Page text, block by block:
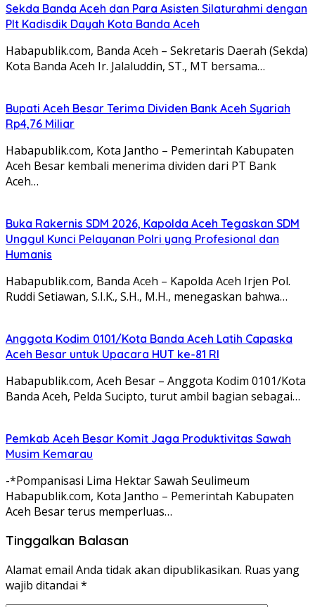
Sekda Banda Aceh dan Para Asisten Silaturahmi dengan
Plt Kadisdik Dayah Kota Banda Aceh
Habapublik.com, Banda Aceh – Sekretaris Daerah (Sekda)
Kota Banda Aceh Ir. Jalaluddin, ST., MT bersama…
Bupati Aceh Besar Terima Dividen Bank Aceh Syariah
Rp4,76 Miliar
Habapublik.com, Kota Jantho – Pemerintah Kabupaten
Aceh Besar kembali menerima dividen dari PT Bank
Aceh…
Buka Rakernis SDM 2026, Kapolda Aceh Tegaskan SDM
Unggul Kunci Pelayanan Polri yang Profesional dan
Humanis
Habapublik.com, Banda Aceh – Kapolda Aceh Irjen Pol.
Ruddi Setiawan, S.I.K., S.H., M.H., menegaskan bahwa…
Anggota Kodim 0101/Kota Banda Aceh Latih Capaska
Aceh Besar untuk Upacara HUT ke-81 RI
Habapublik.com, Aceh Besar – Anggota Kodim 0101/Kota
Banda Aceh, Pelda Sucipto, turut ambil bagian sebagai…
Pemkab Aceh Besar Komit Jaga Produktivitas Sawah
Musim Kemarau
-*Pompanisasi Lima Hektar Sawah Seulimeum
Habapublik.com, Kota Jantho – Pemerintah Kabupaten
Aceh Besar terus memperluas…
Tinggalkan Balasan
Alamat email Anda tidak akan dipublikasikan. Ruas yang
wajib ditandai *